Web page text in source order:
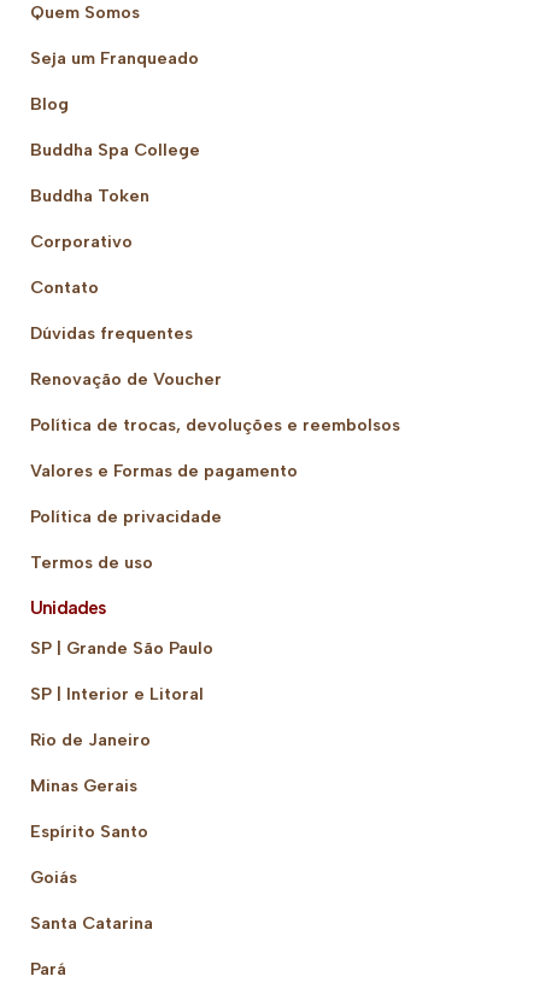
Quem Somos
Seja um Franqueado
Blog
Buddha Spa College
Buddha Token
Corporativo
Contato
Dúvidas frequentes
Renovação de Voucher
Política de trocas, devoluções e reembolsos
Valores e Formas de pagamento
Política de privacidade
Termos de uso
Unidades
SP | Grande São Paulo
SP | Interior e Litoral
Rio de Janeiro
Minas Gerais
Espírito Santo
Goiás
Santa Catarina
Pará